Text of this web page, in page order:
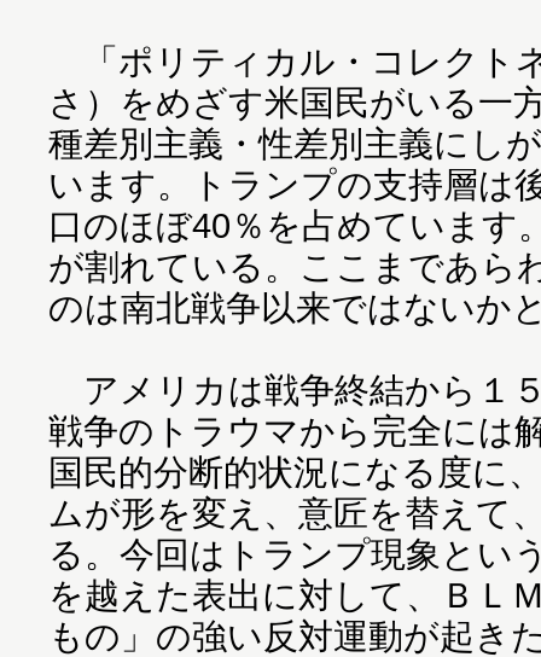
「ポリティカル・コレクト
さ）をめざす米国民がいる一
種差別主義・性差別主義にし
います。トランプの支持層は
口のほぼ40％を占めています
が割れている。ここまであら
のは南北戦争以来ではないか
アメリカは戦争終結から１
戦争のトラウマから完全には
国民的分断的状況になる度に
ムが形を変え、意匠を替えて
る。今回はトランプ現象とい
を越えた表出に対して、ＢＬ
もの」の強い反対運動が起き